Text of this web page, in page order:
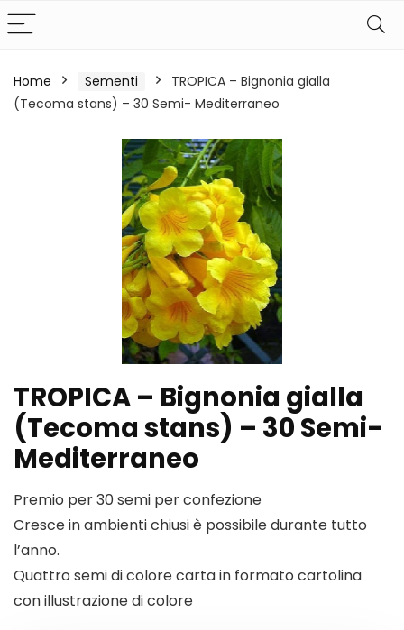
Home Sementi
TROPICA – Bignonia gialla
(Tecoma stans) – 30 Semi- Mediterraneo
TROPICA – Bignonia gialla
(Tecoma stans) – 30 Semi-
Mediterraneo
Premio per 30 semi per confezione
Cresce in ambienti chiusi è possibile durante tutto
l’anno.
Quattro semi di colore carta in formato cartolina
con illustrazione di colore